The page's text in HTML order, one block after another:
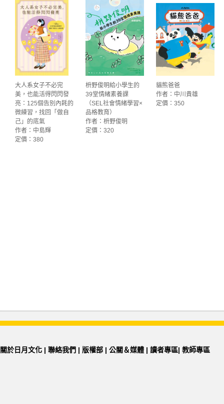
大人系女子不必完
美，也能活得閃閃發
亮：125個告別內耗的
微練習，找回「做自
己」的底氣
作者：中島輝
定價：380
枡野俊明給小學生的
39堂情緒素養課
（SEL社會情緒學習×
品格教育）
作者：枡野俊明
定價：320
貓熊爸爸
作者：中川貴雄
定價：350
關於日月文化 | 聯絡我們 | 版權部 | 公關＆媒體 | 讀者專區| 教師專區